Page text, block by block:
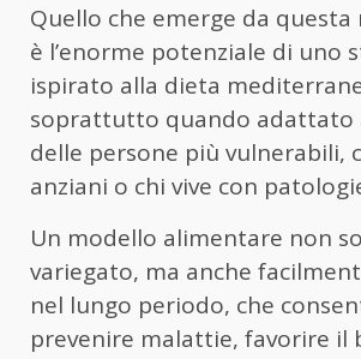
Quello che emerge da questa
è l’enorme potenziale di uno
ispirato alla dieta
soprattutto quando adattato
delle persone più vulnerabili,
anziani o chi vive con
Un modello alimentare non
variegato, ma anche
nel lungo periodo, che
prevenire malattie, favorire il